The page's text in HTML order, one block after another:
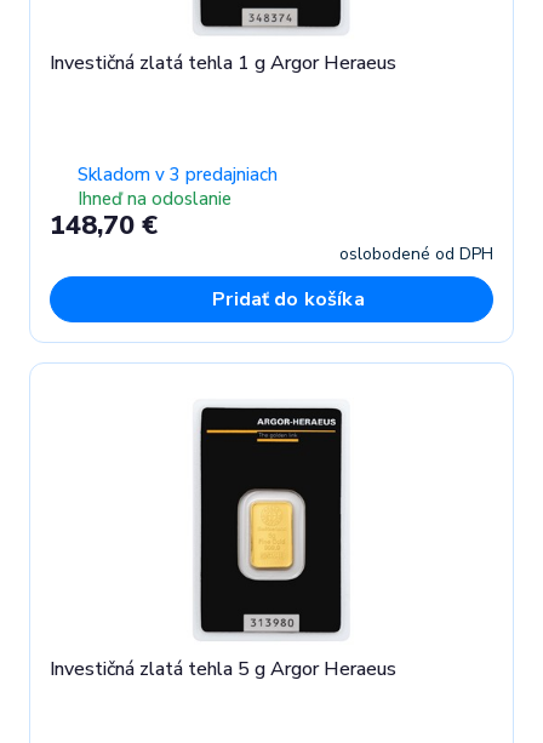
Investičná zlatá tehla 1 g Argor Heraeus
Skladom v 3 predajniach
Ihneď na odoslanie
148,70 €
oslobodené od DPH
Pridať do košíka
Investičná zlatá tehla 5 g Argor Heraeus